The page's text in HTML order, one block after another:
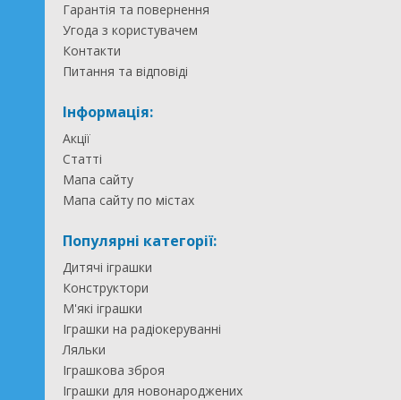
Гарантія та повернення
Угода з користувачем
Контакти
Питання та відповіді
Інформація:
Акції
Статті
Мапа сайту
Мапа сайту по містах
Популярні категорії:
Дитячі іграшки
Конструктори
М'які іграшки
Іграшки на радіокеруванні
Ляльки
Іграшкова зброя
Іграшки для новонароджених